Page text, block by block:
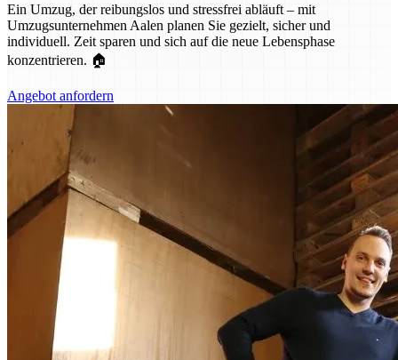
Ein Umzug, der reibungslos und stressfrei abläuft – mit
Umzugsunternehmen Aalen planen Sie gezielt, sicher und
individuell. Zeit sparen und sich auf die neue Lebensphase
konzentrieren. 🏠
Angebot anfordern